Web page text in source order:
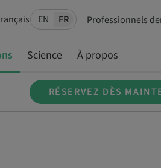
EN FR Professionnels
Science À propos
RÉSERVEZ DÈS